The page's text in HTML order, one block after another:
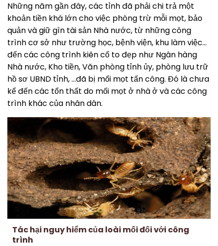
Những năm gần đây, các tỉnh đã phải chi trả một
khoản tiền khá lớn cho việc phòng trừ mỗi mọt, bảo
quản và giữ gìn tài sản Nhà nước, từ những công
trình cơ sở như trường học, bệnh viện, khu làm việc…
đến các công trình kiên cố to đẹp như Ngân hàng
Nhà nước, Kho tiền, Văn phòng tỉnh ủy, phòng lưu trữ
hồ sơ UBND tỉnh, …đã bị mối mọt tấn công. Đó là chưa
kể đến các tổn thất do mối mọt ở nhà ở và các công
trình khác của nhân dân.
Tác hại nguy hiểm của loài mối đối với công
trình